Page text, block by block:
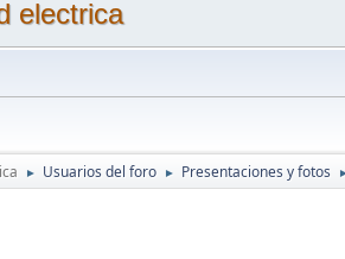
► Usuarios del foro ► Presentaciones y fotos